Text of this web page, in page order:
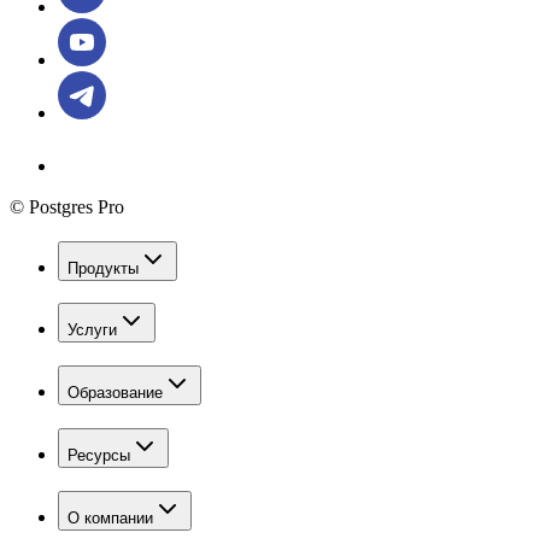
© Postgres Pro
Продукты
Услуги
Образование
Ресурсы
О компании